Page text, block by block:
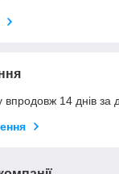
14 днів за